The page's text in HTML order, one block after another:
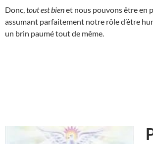
Donc, tout est bienet nous pouvons être en
assumant parfaitement notre rôle d’être
un brin paumé tout de même.